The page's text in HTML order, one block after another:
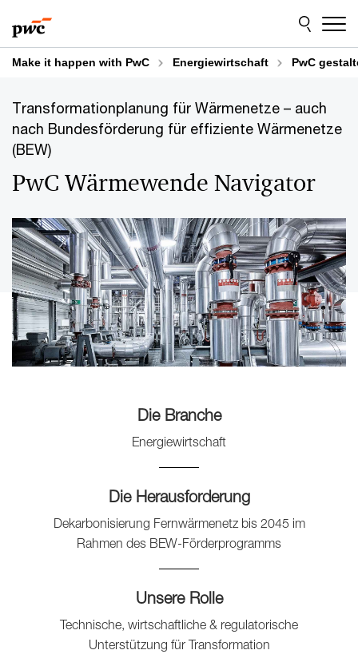
to
content
to
footer
Make it happen with PwC Energiewirtschaft PwC
Transformationplanung für Wärmenetze – auch
nach Bundesförderung für effiziente Wärmenetze
(BEW)
PwC Wärmewende Navigator
Die Branche
Energiewirtschaft
Die Herausforderung
Dekarbonisierung Fernwärmenetz bis 2045 im
Rahmen des BEW-Förderprogramms
Unsere Rolle
Technische, wirtschaftliche & regulatorische
Unterstützung für Transformation